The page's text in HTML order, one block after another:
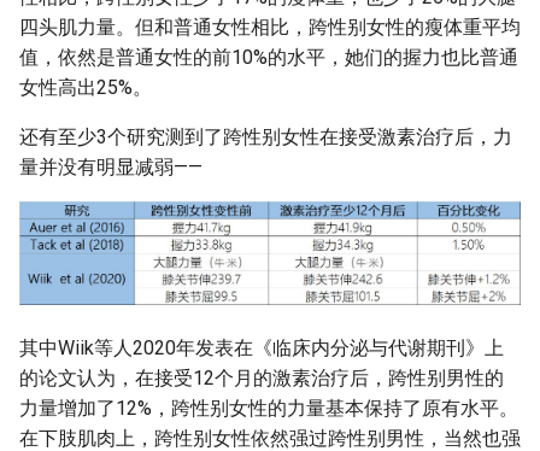
四头肌力量。但和普通女性相比，跨性别女性的瘦体重平均
值，依然是普通女性的前10%的水平，她们的握力也比普通
女性高出25%。
还有至少3个研究测到了跨性别女性在接受激素治疗后，力
量并没有明显减弱——
其中Wiik等人2020年发表在《临床内分泌与代谢期刊》上
的论文认为，在接受12个月的激素治疗后，跨性别男性的
力量增加了12%，跨性别女性的力量基本保持了原有水平。
在下肢肌肉上，跨性别女性依然强过跨性别男性，当然也强